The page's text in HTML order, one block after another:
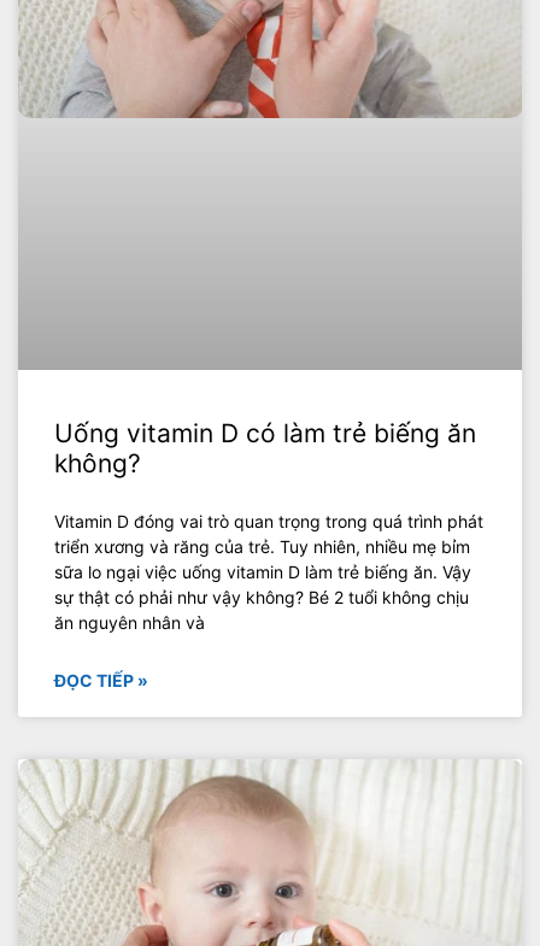
Uống vitamin D có làm trẻ biếng ăn
không?
Vitamin D đóng vai trò quan trọng trong quá trình phát
triển xương và răng của trẻ. Tuy nhiên, nhiều mẹ bỉm
sữa lo ngại việc uống vitamin D làm trẻ biếng ăn. Vậy
sự thật có phải như vậy không? Bé 2 tuổi không chịu
ăn nguyên nhân và
ĐỌC TIẾP »